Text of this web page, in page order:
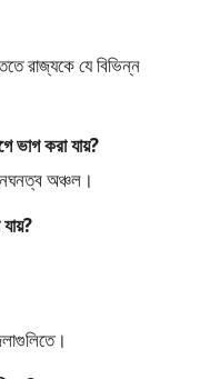
রাজ্যকে যে বিভিন্ন
ভাগ করা যায়?
অঞ্চল।